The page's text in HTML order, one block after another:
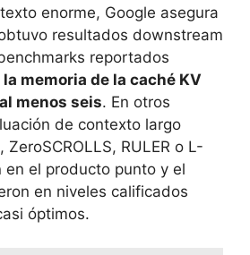
enorme, Google asegura
resultados downstream
reportados
memoria de la caché KV
menos seis. En otros
de contexto largo
RULER o L-
en el producto punto y el
en niveles calificados
óptimos.